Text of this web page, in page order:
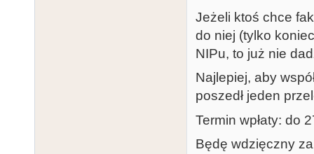
Jeżeli ktoś chce
do niej (tylko
NIPu, to już nie
Najlepiej, aby
poszedł jeden
Termin wpłaty: do
Będę wdzięczny